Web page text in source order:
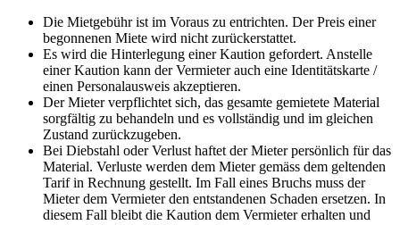
Die Mietgebühr ist im Voraus zu entrichten. Der Preis einer
begonnenen Miete wird nicht zurückerstattet.
Es wird die Hinterlegung einer Kaution gefordert. Anstelle
einer Kaution kann der Vermieter auch eine Identitätskarte /
einen Personalausweis akzeptieren.
Der Mieter verpflichtet sich, das gesamte gemietete Material
sorgfältig zu behandeln und es vollständig und im gleichen
Zustand zurückzugeben.
Bei Diebstahl oder Verlust haftet der Mieter persönlich für das
Material. Verluste werden dem Mieter gemäss dem geltenden
Tarif in Rechnung gestellt. Im Fall eines Bruchs muss der
Mieter dem Vermieter den entstandenen Schaden ersetzen. In
diesem Fall bleibt die Kaution dem Vermieter erhalten und